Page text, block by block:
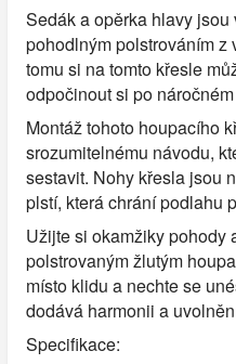
Sedák a opěrka hlavy
pohodlným polstrováním z
tomu si na tomto křesle
odpočinout si po
Montáž tohoto houpacího
srozumitelnému návodu,
sestavit. Nohy křesla jsou
plstí, která chrání podlahu
Užijte si okamžiky pohody
polstrovaným žlutým
místo klidu a nechte se
dodává harmonii a
Specifikace: